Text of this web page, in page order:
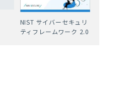
NIST サイバーセキュリ
ティフレームワーク 2.0